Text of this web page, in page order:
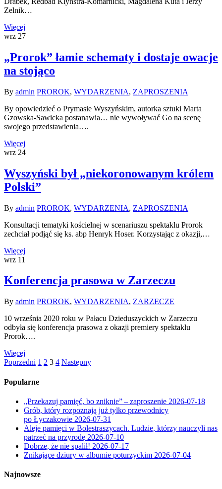
Zelnik…
Więcej
wrz 27
„Prorok” łamie schematy i dostaje owacje
na stojąco
By admin PROROK, WYDARZENIA, ZAPROSZENIA
By opowiedzieć o Prymasie Wyszyńskim, autorka sztuki Marta
Gzowska-Sawicka postanawia… nie wywoływać Go na scenę
swojego przedstawienia….
Więcej
wrz 24
Wyszyński był „niekoronowanym królem
Polski”
By admin PROROK, WYDARZENIA, ZAPROSZENIA
Konsultacji tematyki kościelnej w scenariuszu spektaklu Prorok
zechciał podjąć się ks. abp Henryk Hoser. Korzystając z okazji,…
Więcej
wrz 11
Konferencja prasowa w Zarzeczu
By admin PROROK, WYDARZENIA, ZARZECZE
10 września 2020 roku w Pałacu Dzieduszyckich w Zarzeczu
odbyła się konferencja prasowa z okazji premiery spektaklu
Prorok….
Więcej
Poprzedni 1 2 3 4 Następny
Popularne
„Przekazuj pamięć, bo zniknie” – zaproszenie 2026-07-18
Grób, który rozpoznają już tylko przewodnicy
po Łyczakowie 2026-07-31
Aleje pamięci w Bolestraszycach. Ludzie, którzy nauczyli nas
patrzeć na przyrodę 2026-07-10
Dobrze, że nie spalił! 2026-07-17
Znikające dziury w albumie poturzyckim 2026-07-04
Najnowsze